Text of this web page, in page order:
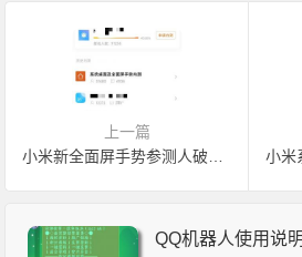
上一篇
QQ机器人使用说